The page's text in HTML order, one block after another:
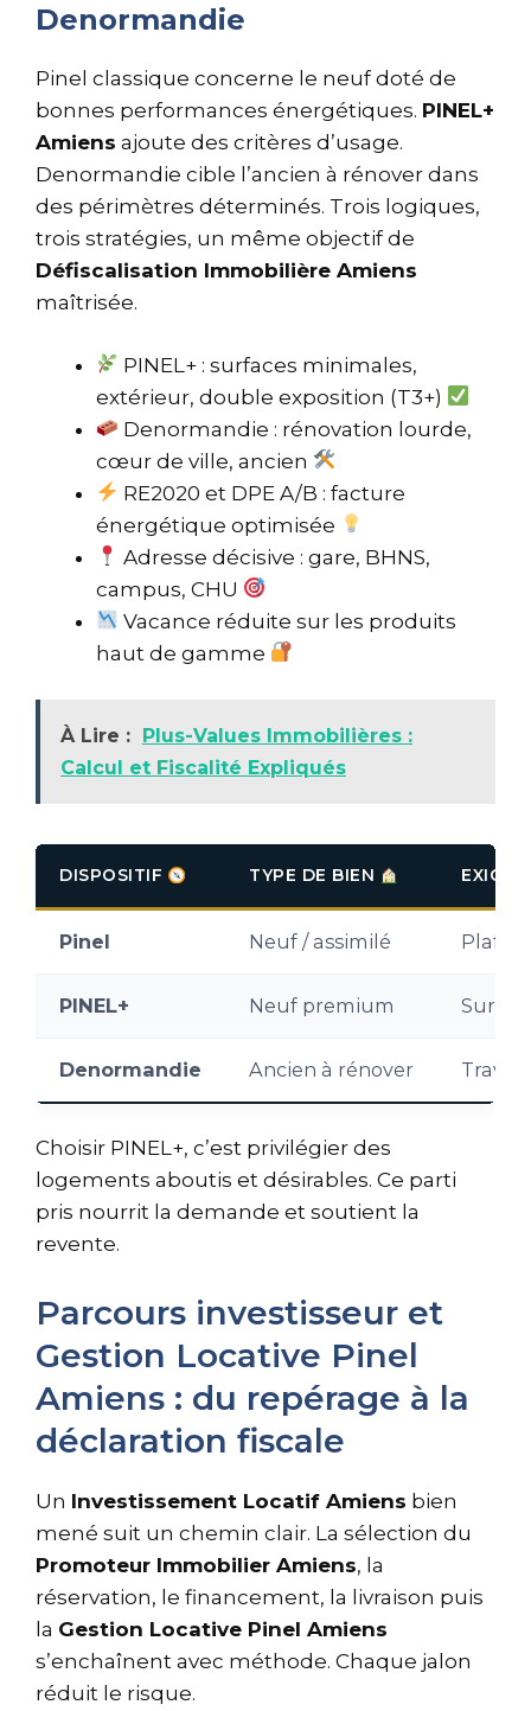
Denormandie
Pinel classique concerne le neuf doté de
bonnes performances énergétiques. PINEL+
Amiens ajoute des critères d’usage.
Denormandie cible l’ancien à rénover dans
des périmètres déterminés. Trois logiques,
trois stratégies, un même objectif de
Défiscalisation Immobilière Amiens
maîtrisée.
PINEL+ : surfaces minimales,
extérieur, double exposition (T3+)
Denormandie : rénovation lourde,
cœur de ville, ancien
RE2020 et DPE A/B : facture
énergétique optimisée
Adresse décisive : gare, BHNS,
campus, CHU
Vacance réduite sur les produits
haut de gamme
À Lire :
Plus-Values Immobilières :
Calcul et Fiscalité Expliqués
DISPOSITIF TYPE DE BIEN
Pinel Neuf / assimilé
PINEL+ Neuf premium
Denormandie Ancien à rénover
Choisir PINEL+, c’est privilégier des
logements aboutis et désirables. Ce parti
pris nourrit la demande et soutient la
revente.
Parcours investisseur et
Gestion Locative Pinel
Amiens : du repérage à la
déclaration fiscale
Un Investissement Locatif Amiens bien
mené suit un chemin clair. La sélection du
Promoteur Immobilier Amiens, la
réservation, le financement, la livraison puis
la Gestion Locative Pinel Amiens
s’enchaînent avec méthode. Chaque jalon
réduit le risque.